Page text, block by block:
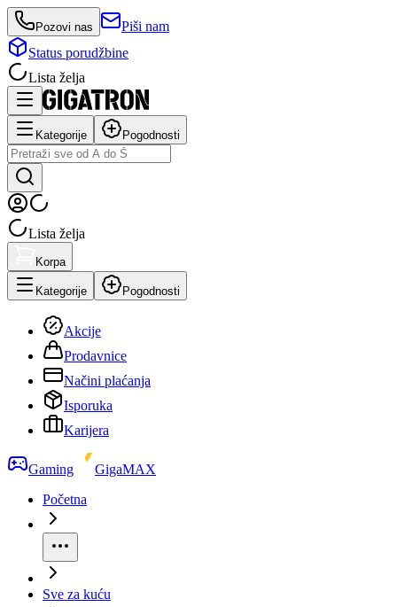
Pozovi nas
Piši nam
Status porudžbine
Lista želja
Kategorije Pogodnosti
Lista želja
Korpa
Kategorije Pogodnosti
Akcije
Prodavnice
Načini plaćanja
Isporuka
Karijera
Gaming
GigaMAX
Početna
Sve za kuću